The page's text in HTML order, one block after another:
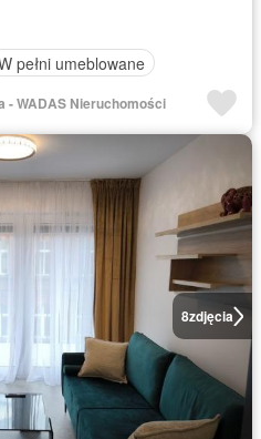
pełni umeblowane
- WADAS Nieruchomości
8zdjęcia